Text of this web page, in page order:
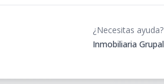
¿Necesitas ayuda?
Inmobiliaria Grupal